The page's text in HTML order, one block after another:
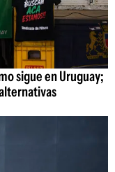
sigue en Uruguay;